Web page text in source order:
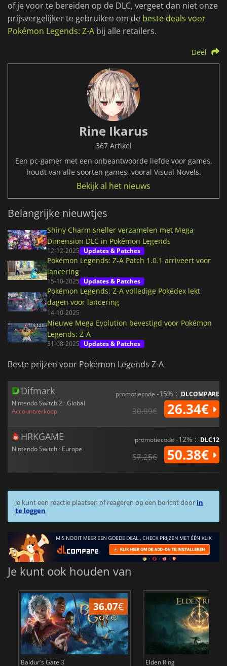
of je voor te bereiden op de DLC, vergeet dan niet onze
prijsvergelijker te gebruiken om de beste deals voor
Pokémon Legends: Z-A bij alle retailers.
Deel
Rine Ikarus
367 Artikel
Een pc-gamer met een onbeantwoorde liefde voor games,
houdt van alle soorten games, vooral Visual Novels.
Bekijk al het nieuws
Belangrijke nieuwtjes
Shiny Charm sneller verzamelen met Mega
Dimension DLC in Pokémon Legends
12-12-2025 Updates & Patches
Pokémon Legends: Z-A Patch 1.0.1 arriveert voor
lancering
15-10-2025 Updates & Patches
Pokémon Legends: Z-A volledige Pokédex lekt
dagen voor lancering
14-10-2025
Nieuwe Mega Evolution bevestigd voor Pokémon
Legends: Z-A
31-08-2025 Updates & Patches
Beste prijzen voor Pokémon Legends Z-A
Difmark
Nintendo Switch 2 · Global
Accountverkoop
promotiecode -15% : DLCOMPARE
30.99€ 26.34€
HRKGAME
Nintendo Switch · Europe
promotiecode -12% : DLC12
57.25€ 50.38€
Je kunt een reactie plaatsen of reageren op een bericht door in
te loggen
Je kunt ook houden van
36.07€
Baldur's Gate 3 Elden Ring